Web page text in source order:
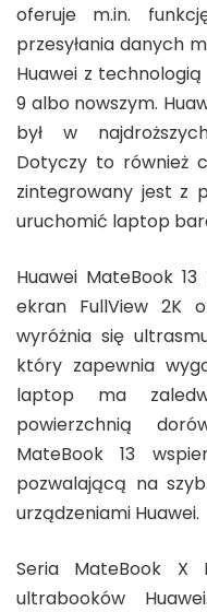
oferuje m.in.
przesyłania danych
Huawei z
9 albo nowszym.
był w
Dotyczy to również
zintegrowany jest z
uruchomić laptop
Huawei MateBook
ekran FullView 2K
wyróżnia się
który zapewnia
laptop ma
powierzchnią
MateBook 13
pozwalającą na
urządzeniami Huawei.
Seria MateBook
ultrabooków